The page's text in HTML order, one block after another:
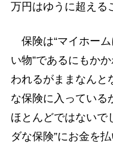
万円はゆうに超える
保険は“マイホー
い物”であるにもか
われるがままなんと
な保険に入っている
ほとんどではないで
ダな保険”にお金を